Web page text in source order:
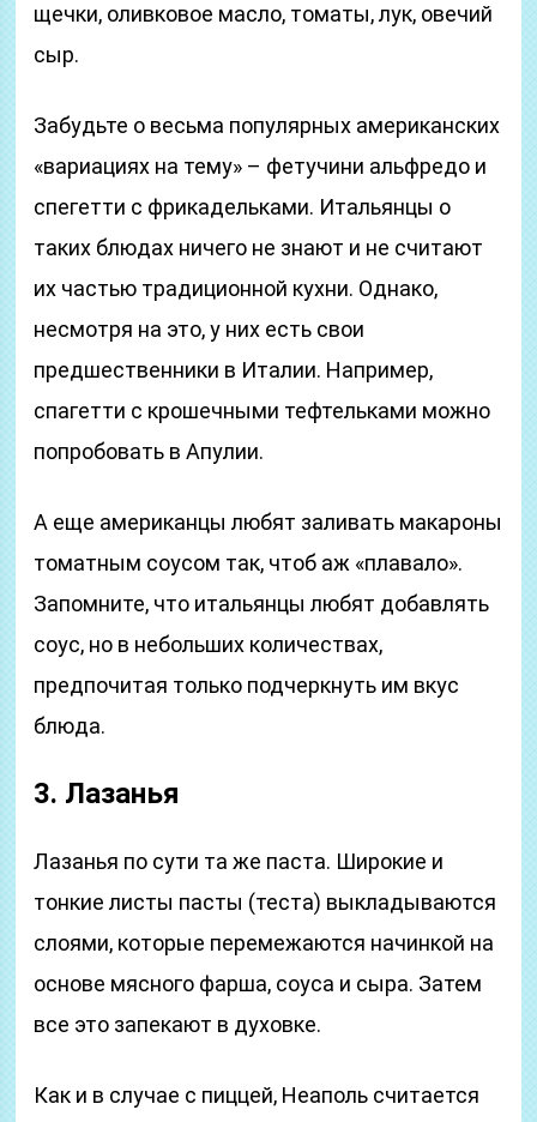
щечки, оливковое масло, томаты, лук, овечий
сыр.
Забудьте о весьма популярных американских
«вариациях на тему» – фетучини альфредо и
спегетти с фрикадельками. Итальянцы о
таких блюдах ничего не знают и не считают
их частью традиционной кухни. Однако,
несмотря на это, у них есть свои
предшественники в Италии. Например,
спагетти с крошечными тефтельками можно
попробовать в Апулии.
А еще американцы любят заливать макароны
томатным соусом так, чтоб аж «плавало».
Запомните, что итальянцы любят добавлять
соус, но в небольших количествах,
предпочитая только подчеркнуть им вкус
блюда.
3. Лазанья
Лазанья по сути та же паста. Широкие и
тонкие листы пасты (теста) выкладываются
слоями, которые перемежаются начинкой на
основе мясного фарша, соуса и сыра. Затем
все это запекают в духовке.
Как и в случае с пиццей, Неаполь считается